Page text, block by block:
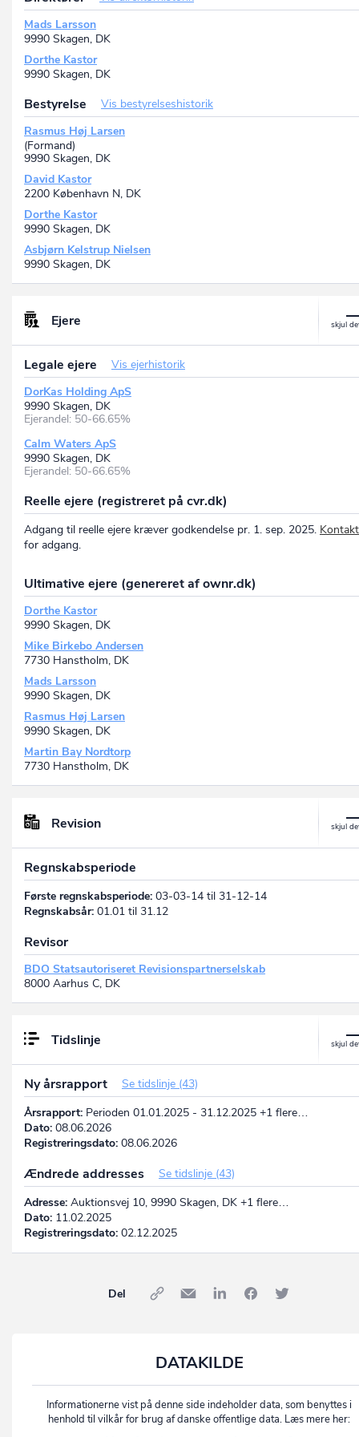
Mads Larsson
9990 Skagen, DK
Dorthe Kastor
9990 Skagen, DK
Bestyrelse
Vis bestyrelseshistorik
Rasmus Høj Larsen
(Formand)
9990 Skagen, DK
David Kastor
2200 København N, DK
Dorthe Kastor
9990 Skagen, DK
Asbjørn Kelstrup Nielsen
9990 Skagen, DK
Ejere
Legale ejere
Vis ejerhistorik
DorKas Holding ApS
9990 Skagen, DK
Ejerandel: 50-66.65%
Calm Waters ApS
9990 Skagen, DK
Ejerandel: 50-66.65%
Reelle ejere (registreret på cvr.dk)
Adgang til reelle ejere kræver godkendelse pr. 1. sep. 2025.
for adgang.
Ultimative ejere (genereret af ownr.dk)
Dorthe Kastor
9990 Skagen, DK
Mike Birkebo Andersen
7730 Hanstholm, DK
Mads Larsson
9990 Skagen, DK
Rasmus Høj Larsen
9990 Skagen, DK
Martin Bay Nordtorp
7730 Hanstholm, DK
Revision
Regnskabsperiode
Første regnskabsperiode: 03-03-14 til 31-12-14
Regnskabsår: 01.01 til 31.12
Revisor
BDO Statsautoriseret Revisionspartnerselskab
8000 Aarhus C, DK
Tidslinje
Ny årsrapport
Se tidslinje (43)
Årsrapport: Perioden 01.01.2025 - 31.12.2025 +1 flere…
Dato: 08.06.2026
Registreringsdato: 08.06.2026
Ændrede addresses
Se tidslinje (43)
Adresse: Auktionsvej 10, 9990 Skagen, DK +1 flere…
Dato: 11.02.2025
Registreringsdato: 02.12.2025
Del
DATAKILDE
Informationerne vist på denne side indeholder data, som benyttes i
henhold til vilkår for brug af danske offentlige data. Læs mere her: